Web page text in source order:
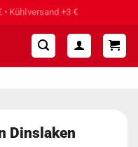
Kühlversand +3 €
Dinslaken